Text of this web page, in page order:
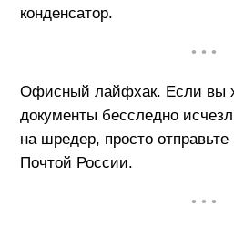
конденсатор.
• • •
Офисный лайфхак. Если вы
документы бесследно
на шредер, просто
Почтой России.
• • •